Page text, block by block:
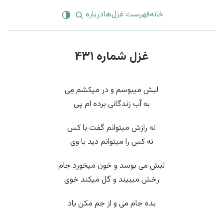
خانهفهرست غزل‌هادرباره
غزل شماره ۴۳۱
لبش میبوسم و در میکشم مِی
به آب زندگانی برده ام پی
نه رازش میتوانم گفت با کس
نه کس را میتوانم دید با وی
لبش می بوسد و خون میخورد جام
رخش میبیند و گل میکند خوی
بده جام می و از جم مکن یاد